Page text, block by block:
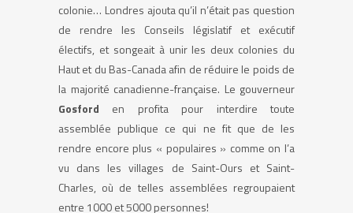
colonie… Londres ajouta qu’il n’était pas question
de rendre les Conseils législatif et exécutif
électifs, et songeait à unir les deux colonies du
Haut et du Bas-Canada afin de réduire le poids de
la majorité canadienne-française. Le gouverneur
Gosford en profita pour interdire toute
assemblée publique ce qui ne fit que de les
rendre encore plus « populaires » comme on l’a
vu dans les villages de Saint-Ours et Saint-
Charles, où de telles assemblées regroupaient
entre 1000 et 5000 personnes!